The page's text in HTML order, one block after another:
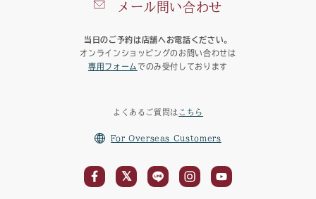
メール問い合わせ
当日のご予約は店舗へお電話ください。
オンラインショッピングのお問い合わせは
専用フォーム でのみ受付しております
よくあるご質問は こちら
For Overseas Customers